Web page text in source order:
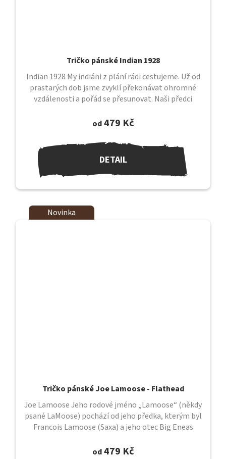
Tričko pánské Indian 1928
od479 Kč
DETAIL
Indian 1928 My indiáni z plání rádi cestujeme. Už od
prastarých dob jsme zvyklí překonávat ohromné
vzdálenosti a pořád se přesunovat. Naši předci
Novinka
Tričko pánské Joe Lamoose - Flathead
od479 Kč
Joe Lamoose Jeho rodové jméno „Lamoose“ (někdy
psané LaMoose) pochází od jeho předka, kterým byl
Francois Lamoose (Saxa) a jeho otec Big Eneas